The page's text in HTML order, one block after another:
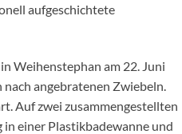
aufgeschichtete
Weihenstephan am 22. Juni
angebratenen Zwiebeln.
Auf zwei zusammengestellten
einer Plastikbadewanne und